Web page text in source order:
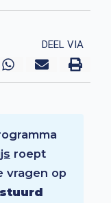
DEEL VIA
roept
vragen op